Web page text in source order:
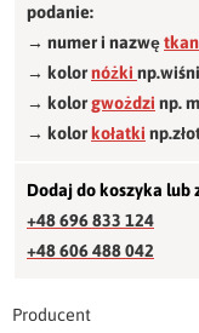
podanie:
→ numer i nazwę
→ kolornóżki
→ kolorgwożdzi np.
→ kolorkołatki
Dodaj do koszyka lub
+48 696 833 124
+48 606 488 042
Producent